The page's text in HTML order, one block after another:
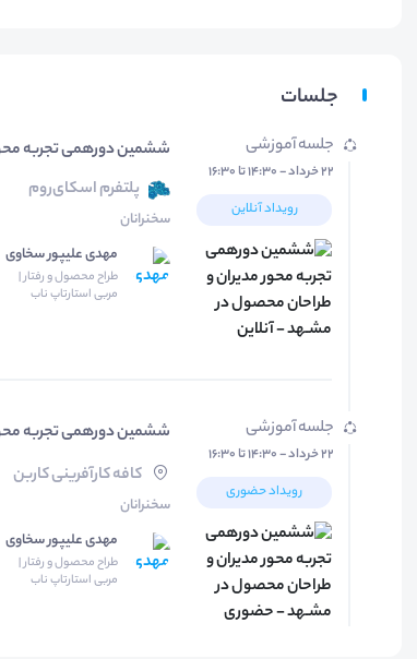
جلسات
جلسه آموزشی
۲۲ خرداد - ۱۴:۳۰ تا ۱۶:۳۰
رویداد آنلاین
ششمین دورهمی تجربه
پلتفرم اسکای‌روم
سخنرانان
مهدی علیپور سخاوی
طراح محصول و رفتار |
مربی استارتاپ ناب
جلسه آموزشی
۲۲ خرداد - ۱۴:۳۰ تا ۱۶:۳۰
رویداد حضوری
ششمین دورهمی تجربه
کافه کارآفرینی کاربن
سخنرانان
مهدی علیپور سخاوی
طراح محصول و رفتار |
مربی استارتاپ ناب